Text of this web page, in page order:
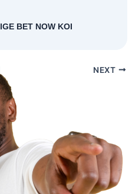
BET NOW KOI
NEXT